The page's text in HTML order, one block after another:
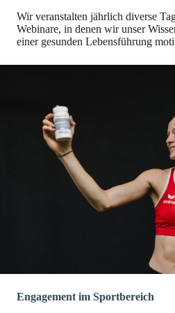
Wir veranstalten jährlich diverse
Webinare, in denen wir unser
einer gesunden Lebensführung
Engagement im Sportbereich